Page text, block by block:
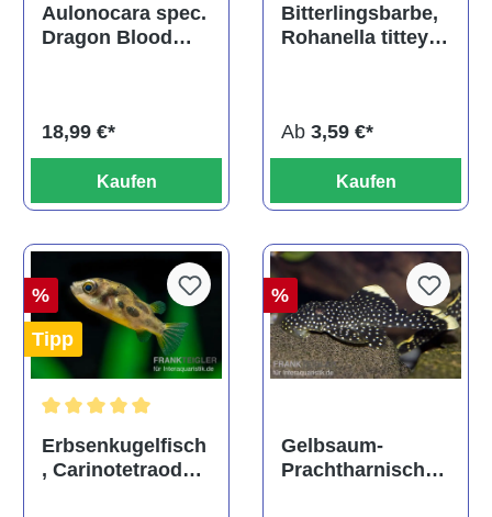
Aulonocara spec.
Dragon Blood
18,99 €*
Kaufen
Bitterlingsbarbe,
Rohanella titteya,
Ab 3,59 €*
Kaufen
%
Tipp
Erbsenkugelfisch
, Carinotetraodon
%
Gelbsaum-
Prachtharnischw